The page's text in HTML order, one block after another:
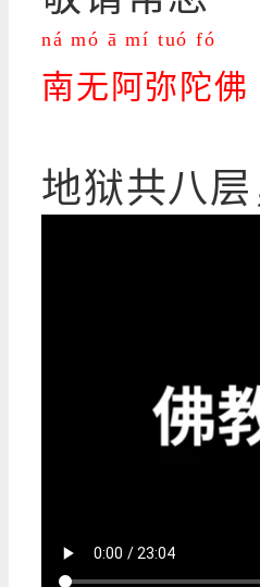
ná mó ā mí tuó fó
南无阿弥陀佛
地狱共八